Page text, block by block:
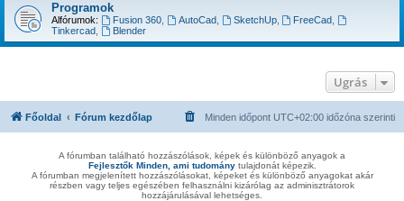
s
Programok
Alfórumok: Fusion 360, AutoCad, SketchUp, FreeCad
Tinkercad
Blender
Ugrás
Főoldal Fórum kezdőlap Minden időpont UTC+02:00 időzóna szerinti
A fórumban található hozzászólások, képek és különböző anyagok a
Fejlesztők Minden, ami tudománytulajdonát képezik.
A fórumban megjelenített hozzászólásokat, képeket és különböző anyagokat akár
részben vagy teljes egészében felhasználni kizárólag az adminisztrátorok
hozzájárulásával lehetséges.